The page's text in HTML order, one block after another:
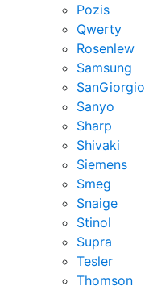
Pozis
Qwerty
Rosenlew
Samsung
SanGiorgio
Sanyo
Sharp
Shivaki
Siemens
Smeg
Snaige
Stinol
Supra
Tesler
Thomson